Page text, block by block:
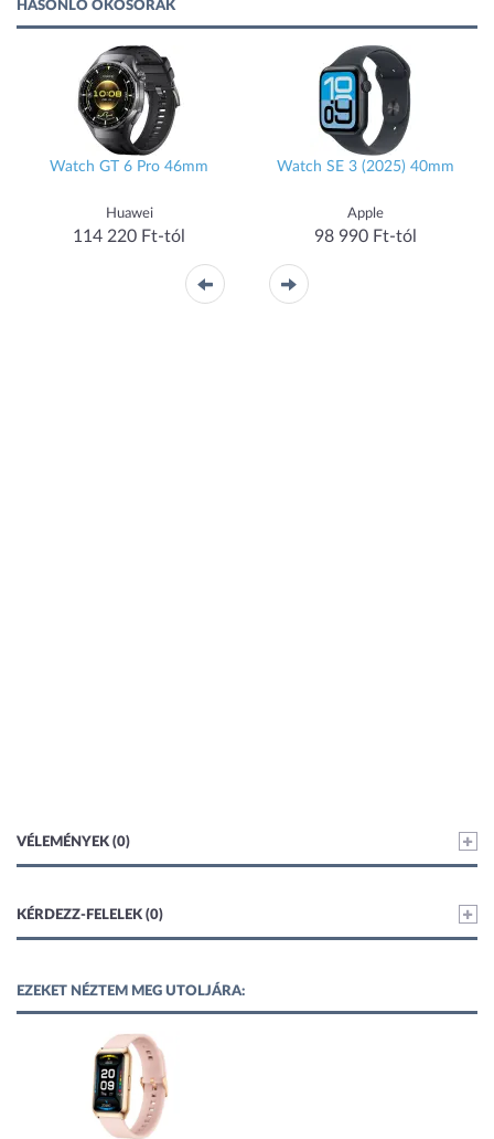
HASONLÓ OKOSÓRÁK
Watch GT 6 Pro 46mm
Huawei
114 220 Ft-tól
Watch SE 3 (2025) 40mm
Apple
98 990 Ft-tól
VÉLEMÉNYEK (0)
KÉRDEZZ-FELELEK (0)
EZEKET NÉZTEM MEG UTOLJÁRA: